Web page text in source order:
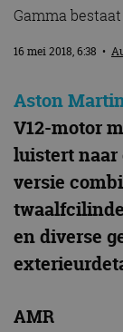
Gamma bestaat
16 mei 2018, 6:38 •
Aston
V12-motor
luistert naar
versie
en diverse
AMR